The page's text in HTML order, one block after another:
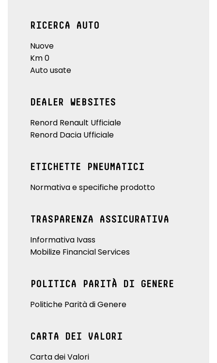
RICERCA AUTO
Nuove
Km 0
Auto usate
DEALER WEBSITES
Renord Renault Ufficiale
Renord Dacia Ufficiale
ETICHETTE PNEUMATICI
Normativa e specifiche prodotto
TRASPARENZA ASSICURATIVA
Informativa Ivass
Mobilize Financial Services
POLITICA PARITÀ DI GENERE
Politiche Parità di Genere
CARTA DEI VALORI
Carta dei Valori